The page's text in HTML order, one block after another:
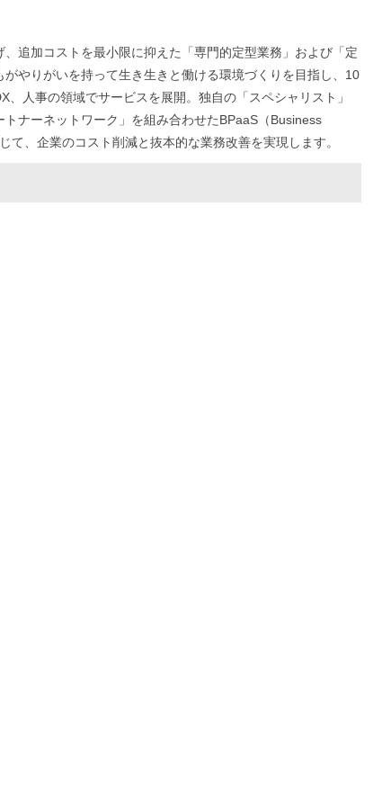
追加コストを最小限に抑えた「専門的定型業務」および「定
やりがいを持って生き生きと働ける環境づくりを目指し、10
人事の領域でサービスを展開。独自の「スペシャリスト」
トナーネットワーク」を組み合わせたBPaaS（Business
て、企業のコスト削減と抜本的な業務改善を実現します。